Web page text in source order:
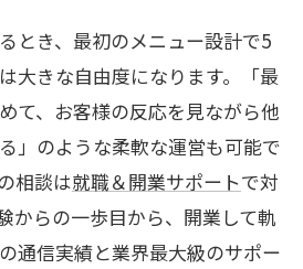
とき、最初のメニュー設計で5
大きな自由度になります。「最
て、お客様の反応を見ながら他
」のような柔軟な運営も可能で
相談は就職＆開業サポートで対
からの一歩目から、開業して軌
通信実績と業界最大級のサポー